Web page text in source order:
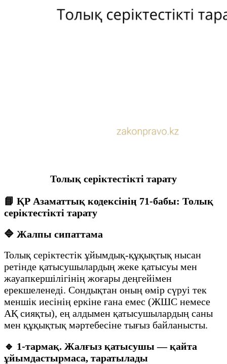
Толық серіктестікті тарату
📘 ҚР Азаматтық кодексінің 71-бабы: Толық
серіктестікті тарату
🔷 Жалпы сипаттама
Толық серіктестік ұйымдық-құқықтық нысан
ретінде қатысушылардың жеке қатысуы мен
жауапкершілігінің жоғары деңгейімен
ерекшеленеді. Сондықтан оның өмір сүруі тек
меншік иесінің еркіне ғана емес (ЖШС немесе
АҚ сияқты), ең алдымен қатысушылардың саны
мен құқықтық мәртебесіне тығыз байланысты.
🔹 1-тармақ. Жалғыз қатысушы — қайта
ұйымдастырмаса, таратылады